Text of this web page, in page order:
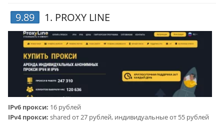
9.89 1. PROXY LINE
IPv6 прокси: 16 рублей
IPv4 прокси: shared от 27 рублей, индивидуальные от 55 рублей